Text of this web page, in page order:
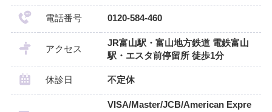
電話番号 0120-584-460
アクセス
JR富山駅・富山地方鉄道 電鉄富山
駅・エスタ前停留所 徒歩1分
休診日 不定休
VISA/Master/JCB/American Expre